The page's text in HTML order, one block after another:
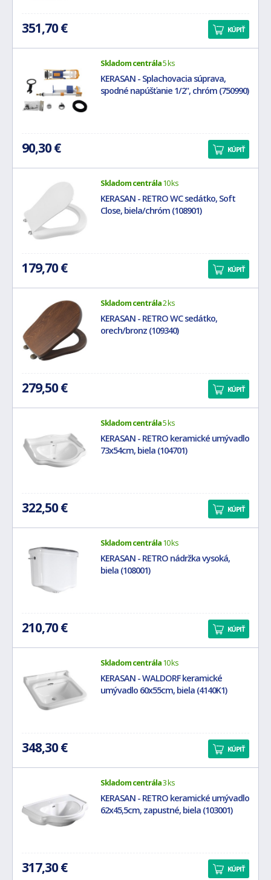
351,70 € KÚPIŤ
Skladom centrála5 ks
KERASAN - Splachovacia súprava,
spodné napúšťanie 1/2", chróm (750990)
90,30 € KÚPIŤ
Skladom centrála10 ks
KERASAN - RETRO WC sedátko, Soft
Close, biela/chróm (108901)
179,70 € KÚPIŤ
Skladom centrála2 ks
KERASAN - RETRO WC sedátko,
orech/bronz (109340)
279,50 € KÚPIŤ
Skladom centrála5 ks
KERASAN - RETRO keramické umývadlo
73x54cm, biela (104701)
322,50 € KÚPIŤ
Skladom centrála10 ks
KERASAN - RETRO nádržka vysoká,
biela (108001)
210,70 € KÚPIŤ
Skladom centrála10 ks
KERASAN - WALDORF keramické
umývadlo 60x55cm, biela (4140K1)
348,30 € KÚPIŤ
Skladom centrála3 ks
KERASAN - RETRO keramické umývadlo
62x45,5cm, zapustné, biela (103001)
317,30 € KÚPIŤ